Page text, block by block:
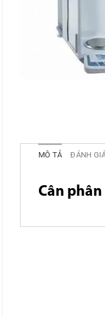
MÔ TẢ ĐÁNH
Cân